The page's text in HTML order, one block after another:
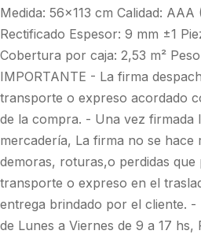
Medida: 56x113 cm Calidad:
Rectificado Espesor: 9 mm ±1
Cobertura por caja: 2,53 m²
IMPORTANTE - La firma
transporte o expreso acordado
de la compra. - Una vez firmada
mercadería, La firma no se hace
demoras, roturas,o perdidas
transporte o expreso en el
entrega brindado por el cliente.
de Lunes a Viernes de 9 a 17